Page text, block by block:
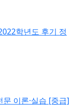
학년도 후기 정
이론·실습 [중급]